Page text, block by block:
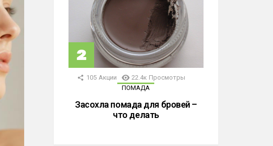
105 Акции 22.4к Просмотры
ПОМАДА
Засохла помада для бровей –
что делать